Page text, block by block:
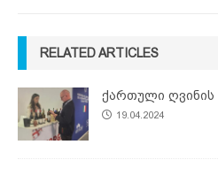
RELATED ARTICLES
ქართული ღვინის
19.04.2024